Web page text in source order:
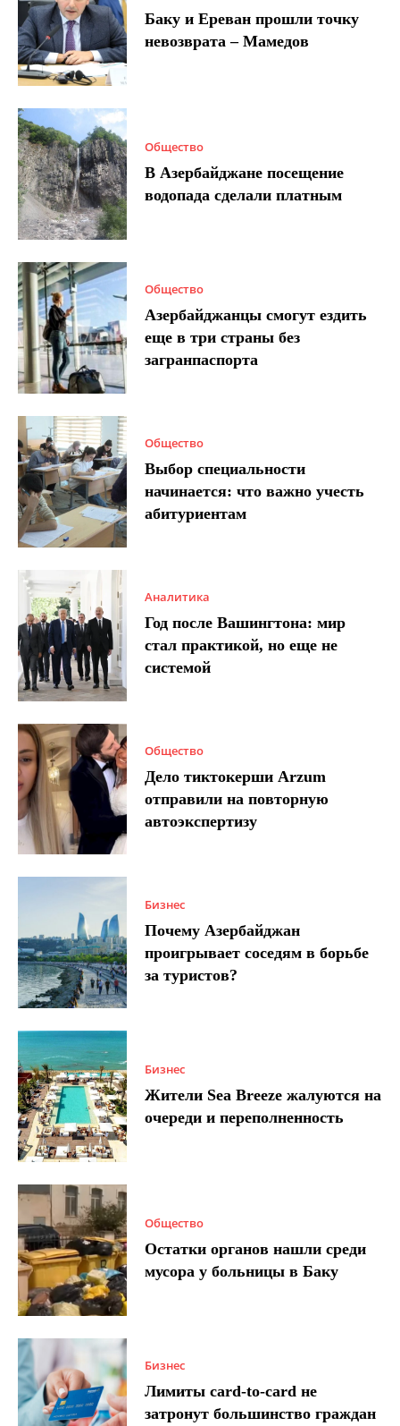
Баку и Ереван прошли точку
невозврата – Мамедов
Общество
В Азербайджане посещение
водопада сделали платным
Общество
Азербайджанцы смогут ездить
еще в три страны без
загранпаспорта
Общество
Выбор специальности
начинается: что важно учесть
абитуриентам
Аналитика
Год после Вашингтона: мир
стал практикой, но еще не
системой
Общество
Дело тиктокерши Arzum
отправили на повторную
автоэкспертизу
Бизнес
Почему Азербайджан
проигрывает соседям в борьбе
за туристов?
Бизнес
Жители Sea Breeze жалуются на
очереди и переполненность
Общество
Остатки органов нашли среди
мусора у больницы в Баку
Бизнес
Лимиты card-to-card не
затронут большинство граждан